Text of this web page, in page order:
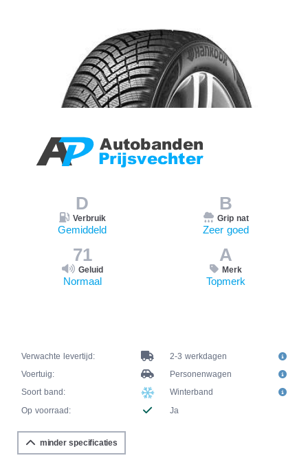
D
Verbruik
Gemiddeld
B
Grip nat
Zeer goed
71
Geluid
Normaal
A
Merk
Topmerk
Verwachte levertijd:
2-3 werkdagen
Voertuig:
Personenwagen
Soort band:
Winterband
Op voorraad:
Ja
minder specificaties